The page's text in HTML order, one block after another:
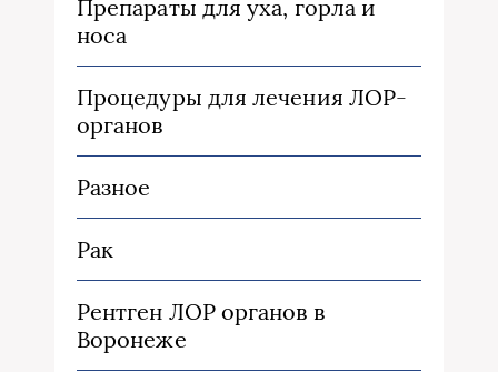
Препараты для уха, горла и
носа
Процедуры для лечения ЛОР-
органов
Разное
Рак
Рентген ЛОР органов в
Воронеже